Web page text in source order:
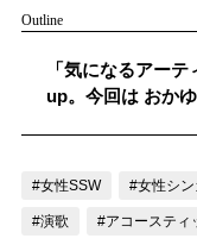
#男性シンガー
記事一覧
プレスリリース一覧
お問い合わせ
記事リクエスト
Outline
「気になるアー
up。今回は おかゆ
#女性SSW #女性シン
#演歌 #アコースティ